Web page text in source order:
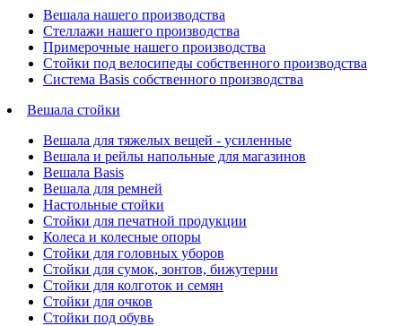
Вешала нашего производства
Стеллажи нашего производства
Примерочные нашего производства
Стойки под велосипеды собственного производства
Система Basis собственного производства
Вешала стойки
Вешала для тяжелых вещей - усиленные
Вешала и рейлы напольные для магазинов
Вешала Basis
Вешала для ремней
Настольные стойки
Стойки для печатной продукции
Колеса и колесные опоры
Стойки для головных уборов
Стойки для сумок, зонтов, бижутерии
Стойки для колготок и семян
Стойки для очков
Стойки под обувь